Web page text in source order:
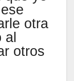
otra
otros